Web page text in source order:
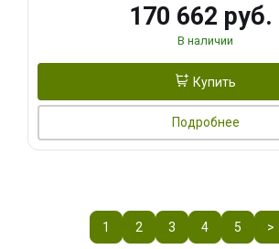
170 662 руб.
В наличии
Купить
Подробнее
1 2 3 4 5 >